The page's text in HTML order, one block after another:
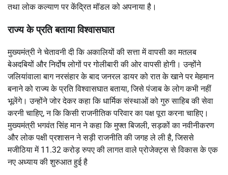
तथा लोक कल्याण पर केंद्रित मॉडल को अपनाया है।
राज्य के प्रति बताया विश्वासघात
मुख्यमंत्री ने चेतावनी दी कि अकालियों की सत्ता में वापसी का मतलब
बेअदबियों और निर्दोष लोगों पर गोलीबारी की ओर वापसी होगी। उन्होंने
जलियांवाला बाग नरसंहार के बाद जनरल डायर को रात के खाने पर मेहमान
बनाने को राज्य के प्रति विश्वासघात बताया, जिसे पंजाब के लोग कभी नहीं
भूलेंगे। उन्होंने जोर देकर कहा कि धार्मिक संस्थाओं को गुरु साहिब की सेवा
करनी चाहिए, न कि किसी राजनीतिक परिवार का पक्ष पूरा करना चाहिए।
मुख्यमंत्री भगवंत सिंह मान ने कहा कि मुफ्त बिजली, सड़कों का नवीनीकरण
और लोक पक्षी प्रशासन ने सड़ी राजनीति की जगह ले ली है, जिससे
मजीठिया में 11.32 करोड़ रुपए की लागत वाले प्रोजेक्ट्स से विकास के एक
नए अध्याय की शुरुआत हुई है